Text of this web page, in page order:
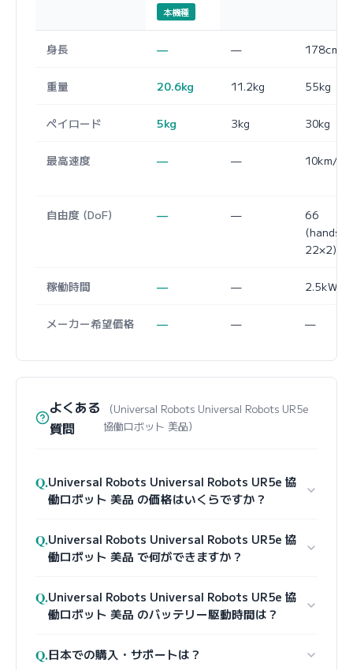
本機種
身長 — — 178cm
重量 20.6kg 11.2kg 55kg
ペイロード 5kg 3kg 30kg
最高速度 — — 10km/h
自由度 (DoF) — —
66
(hands:
22×2)
稼働時間 — — 2.5kWh
メーカー希望価格 — — —
よくある
質問
（Universal Robots Universal Robots UR5e
協働ロボット 美品）
Q.Universal Robots Universal Robots UR5e 協
働ロボット 美品 の価格はいくらですか？
Q.Universal Robots Universal Robots UR5e 協
働ロボット 美品 で何ができますか？
Q.Universal Robots Universal Robots UR5e 協
働ロボット 美品 のバッテリー駆動時間は？
Q.日本での購入・サポートは？